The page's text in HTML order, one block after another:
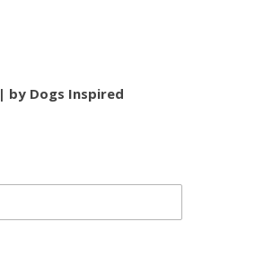
| by Dogs Inspired